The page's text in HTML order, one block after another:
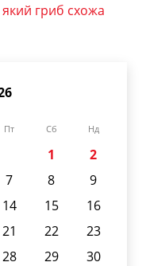
гриб схожа
Пт Сб Нд
1
2
7 8
9
14 15
16
21 22
23
28 29
30